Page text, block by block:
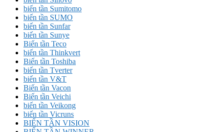
biến tần Sumitomo
biến tần SUMO
biến tần Sunfar
biến tần Sunye
Biến tần Teco
biến tần Thinkvert
Biến tần Toshiba
biến tần Tverter
biến tần V&T
Biến tần Vacon
Biến tần Veichi
biến tần Veikong
biến tần Vicruns
BIẾN TẦN VISION